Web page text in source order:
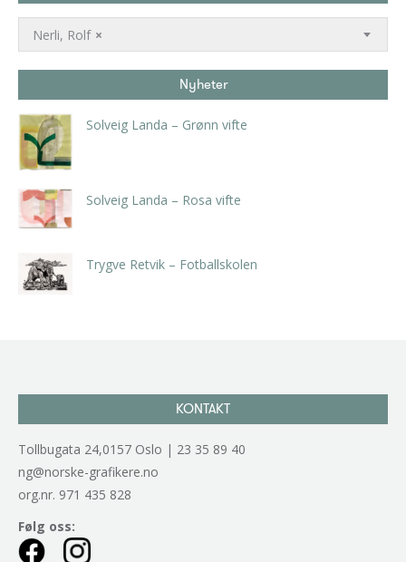
×
Nerli, Rolf
Nyheter
Solveig Landa – Grønn vifte
Solveig Landa – Rosa vifte
Trygve Retvik – Fotballskolen
KONTAKT
Tollbugata 24,0157 Oslo | 23 35 89 40
ng@norske-grafikere.no
org.nr. 971 435 828
Følg oss: